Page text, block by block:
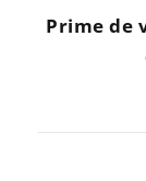
Prime de